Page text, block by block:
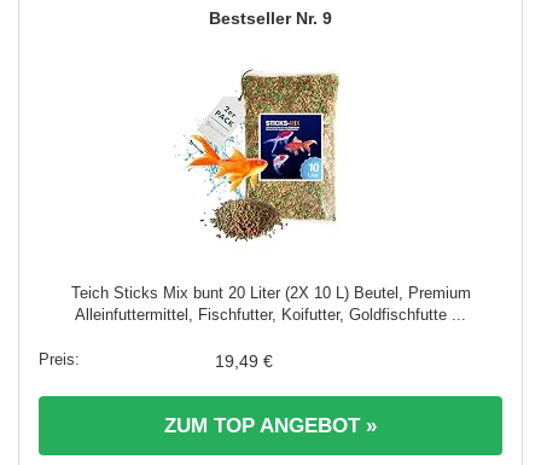
9
Teich Sticks Mix bunt 20 Liter (2X 10 L) Beutel, Premium
Alleinfuttermittel, Fischfutter, Koifutter, Goldfischfutte ...
19,49 €
ZUM TOP ANGEBOT »